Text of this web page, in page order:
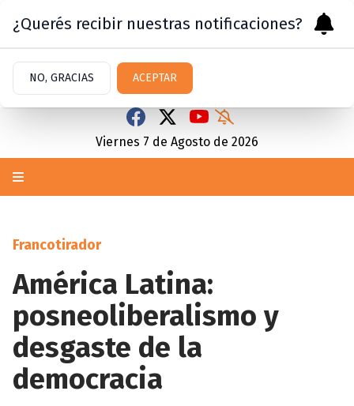
Viernes 7 de Agosto de 2026
Francotirador
América Latina:
posneoliberalismo y
desgaste de la
democracia
¿Querés recibir nuestras notificaciones?
NO, GRACIAS ACEPTAR